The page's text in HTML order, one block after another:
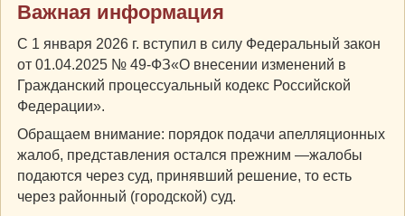
Важная информация
С 1 января 2026 г. вступил в силу Федеральный закон
от 01.04.2025 № 49-ФЗ«О внесении изменений в
Гражданский процессуальный кодекс Российской
Федерации».
Обращаем внимание: порядок подачи апелляционных
жалоб, представления остался прежним —жалобы
подаются через суд, принявший решение, то есть
через районный (городской) суд.